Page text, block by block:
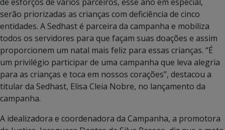
serão priorizadas as crianças com deficiência de cinco
entidades. A Sedhast é parceira da campanha e mobiliza
todos os servidores para que façam suas doações e assim
proporcionem um natal mais feliz para essas crianças. “É
um privilégio participar de uma campanha que leva alegria
para as crianças e toca em nossos corações”, destacou a
titular da Sedhast, Elisa Cleia Nobre, no lançamento da
campanha.
A idealizadora e coordenadora da Campanha, a promotora